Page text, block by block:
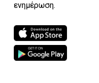
ενημέρωση.